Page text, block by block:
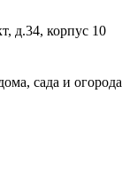
д.34, корпус 10
сада и огорода